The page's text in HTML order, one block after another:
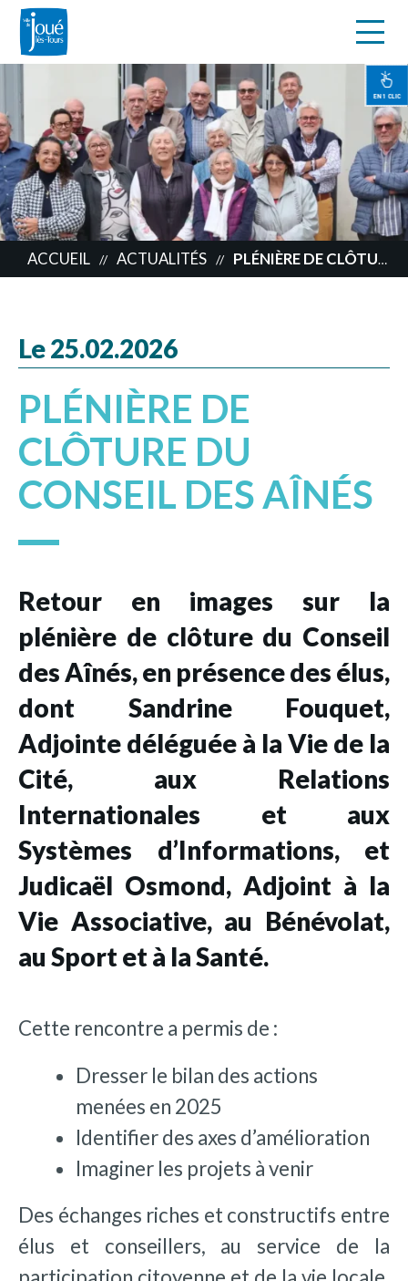
principal
EN 1 CLIC
ACCUEIL // ACTUALITÉS // PLÉNIÈRE DE CLÔTURE DU CONSEIL DES AÎNÉS
Le 25.02.2026
PLÉNIÈRE DE
CLÔTURE DU
CONSEIL DES AÎNÉS
Retour en images sur la
plénière de clôture du Conseil
des Aînés, en présence des élus,
dont Sandrine Fouquet,
Adjointe déléguée à la Vie de la
Cité, aux Relations
Internationales et aux
Systèmes d’Informations, et
Judicaël Osmond, Adjoint à la
Vie Associative, au Bénévolat,
au Sport et à la Santé.
Cette rencontre a permis de :
Dresser le bilan des actions
menées en 2025
Identifier des axes d’amélioration
Imaginer les projets à venir
Des échanges riches et constructifs entre
élus et conseillers, au service de la